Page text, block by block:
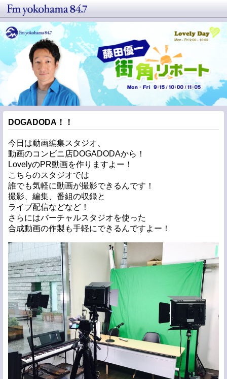
DOGADODA！！
今日は動画編集スタジオ、
動画のコンビニ店DOGADODAから！
LovelyのPR動画を作りますよー！
こちらのスタジオでは
誰でも気軽に動画が撮影できるんです！
撮影、編集、番組の収録と
ライブ配信などなど！
さらにはバーチャルスタジオを使った
合成動画の作製も手軽にできるんですよー！